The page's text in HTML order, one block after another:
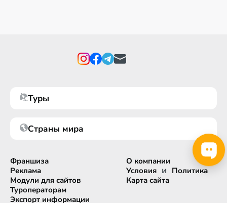
Туры
Страны мира
Франшиза
Реклама
Модули для сайтов
Туроператорам
Экспорт информации
О компании
Условия и Политика
Карта сайта